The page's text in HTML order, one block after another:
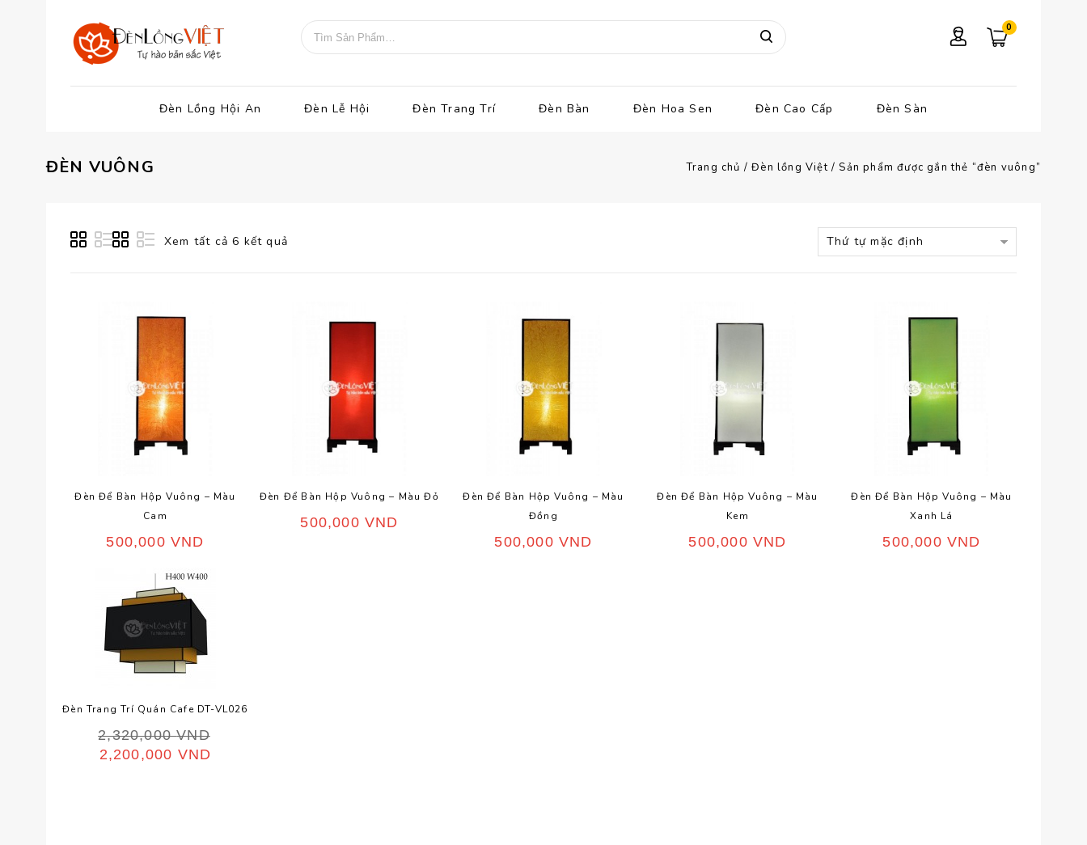
0
Đèn Lồng Hội An Đèn Lễ Hội Đèn Trang Trí Đèn Bàn Đèn Hoa Sen Đèn Cao Cấp Đèn Sàn
ĐÈN VUÔNG Trang chủ /Đèn lồng Việt/ Sản phẩm được gắn thẻ “đèn vuông”
Xem tất cả 6 kết quả Thứ tự mặc định
Đèn Để Bàn Hộp Vuông – Màu
Cam
500,000 VND
Đèn Để Bàn Hộp Vuông – Màu Đỏ
500,000 VND
Đèn Để Bàn Hộp Vuông – Màu
Đồng
500,000 VND
Đèn Để Bàn Hộp Vuông – Màu
Kem
500,000 VND
Đèn Để Bàn Hộp Vuông – Màu
Xanh Lá
500,000 VND
Đèn Trang Trí Quán Cafe DT-VL026
2,320,000VND
2,200,000 VND